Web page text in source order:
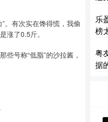
。有次实在馋得慌，我偷
涨了0.5斤。
号称“低脂”的沙拉酱，
乐
榜
粤
据